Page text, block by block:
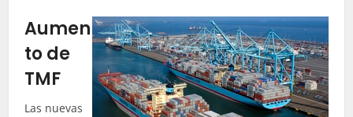
Aumen
to de
TMF
Las nuevas